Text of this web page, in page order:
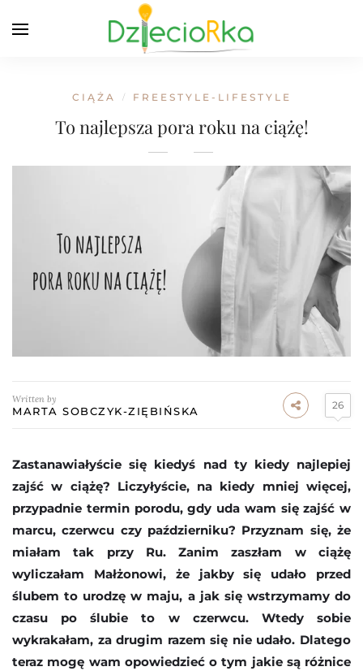
CIĄŻA / FREESTYLE-LIFESTYLE
To najlepsza pora roku na ciążę!
Written by
MARTA SOBCZYK-ZIĘBIŃSKA 26
Zastanawiałyście się kiedyś nad ty kiedy najlepiej
zajść w ciążę? Liczyłyście, na kiedy mniej więcej,
przypadnie termin porodu, gdy uda wam się zajść w
marcu, czerwcu czy październiku? Przyznam się, że
miałam tak przy Ru. Zanim zaszłam w ciążę
wyliczałam Małżonowi, że jakby się udało przed
ślubem to urodzę w maju, a jak się wstrzymamy do
czasu po ślubie to w czerwcu. Wtedy sobie
wykrakałam, za drugim razem się nie udało. Dlatego
teraz mogę wam opowiedzieć o tym jakie są różnice